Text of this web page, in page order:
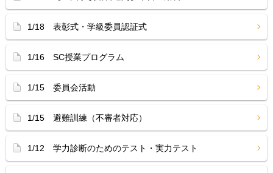
1/18 表彰式・学級委員認証式
1/16 SC授業プログラム
1/15 委員会活動
1/15 避難訓練（不審者対応）
1/12 学力診断のためのテスト・実力テスト